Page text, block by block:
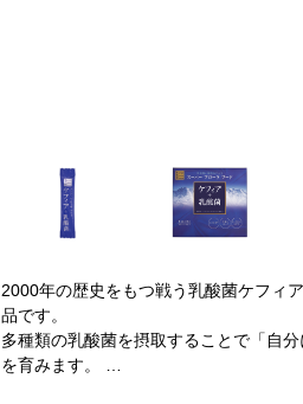
2000年の歴史をもつ戦う乳酸菌ケフィ
品です。
多種類の乳酸菌を摂取することで「自
を育みます。
カスピ海と黒海に挟まれたコーカサス